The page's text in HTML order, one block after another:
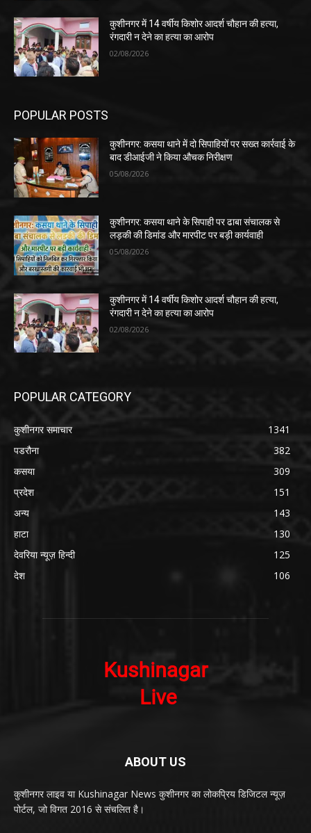
कुशीनगर में 14 वर्षीय किशोर आदर्श चौहान की हत्या,
रंगदारी न देने का हत्या का आरोप
02/08/2026
POPULAR POSTS
कुशीनगर: कसया थाने में दो सिपाहियों पर सख्त कार्रवाई के
बाद डीआईजी ने किया औचक निरीक्षण
05/08/2026
कुशीनगर: कसया थाने के सिपाही पर ढाबा संचालक से
लड़की की डिमांड और मारपीट पर बड़ी कार्यवाही
05/08/2026
कुशीनगर में 14 वर्षीय किशोर आदर्श चौहान की हत्या,
रंगदारी न देने का हत्या का आरोप
02/08/2026
POPULAR CATEGORY
कुशीनगर समाचार
1341
पडरौना
382
कसया
309
प्रदेश
151
अन्य
143
हाटा
130
देवरिया न्यूज़ हिन्दी
125
देश
106
ABOUT US
कुशीनगर लाइव या Kushinagar News कुशीनगर का लोकप्रिय डिजिटल न्यूज़
पोर्टल, जो विगत 2016 से संचलित है।